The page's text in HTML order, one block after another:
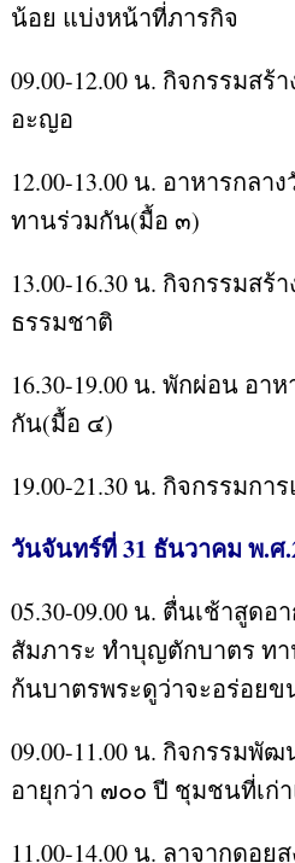
น้อย แบ่งหน้าที่ภารกิจ
09.00-12.00 น. กิจกรรมสร้
อะญอ
12.00-13.00 น. อาหารกล
ทานร่วมกัน(มื้อ ๓)
13.00-16.30 น. กิจกรรมสร้
ธรรมชาติ
16.30-19.00 น. พักผ่อน อ
กัน(มื้อ ๔)
19.00-21.30 น. กิจกรรมกา
วันจันทร์ที่ 31 ธันวาคม พ.ศ
05.30-09.00 น. ตื่นเช้าสูดอ
สัมภาระ ทำบุญตักบาตร ท
ก้นบาตรพระดูว่าจะอร่อยข
09.00-11.00 น. กิจกรรมพั
อายุกว่า ๗๐๐ ปี ชุมชนที่เก่
11.00-14.00 น. ลาจากดอ